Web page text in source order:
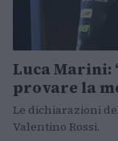
Luca Marini:
provare la
Le dichiarazioni
Valentino Rossi.